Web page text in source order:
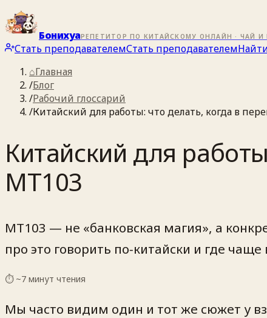
БонихуаРЕПЕТИТОР ПО КИТАЙСКОМУ ОНЛАЙН · ЧАЙ И
Стать преподавателемСтать преподавателем
⌂Главная
/Блог
/Рабочий глоссарий
/Китайский для работы: что делать, когда в
Китайский для
MT103
MT103 — не «банковская магия», а
про это говорить по‑китайски и где
⏱ ~7 минут чтения
Мы часто видим один и тот же сюжет у